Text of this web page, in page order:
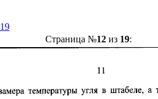
19
Страница №12из 19: